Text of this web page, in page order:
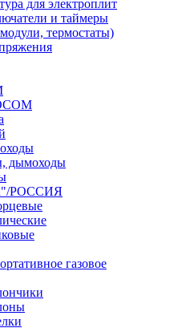
для электроплит
и таймеры
термостаты)
дымоходы
РОССИЯ
газовое